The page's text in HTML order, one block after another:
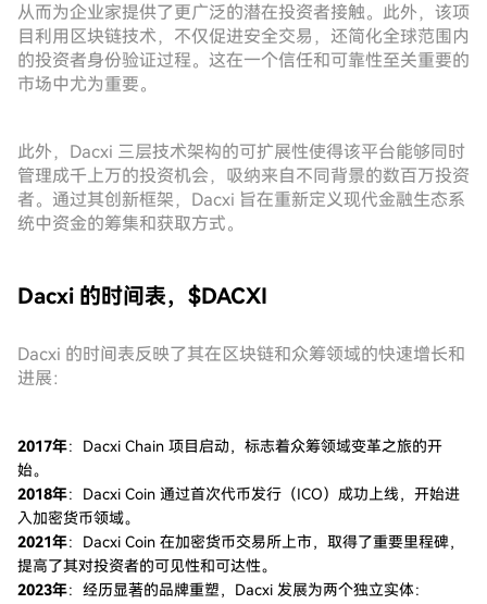
从而为企业家提供了更广泛的潜在投资者接触。此外，该项
目利用区块链技术，不仅促进安全交易，还简化全球范围内
的投资者身份验证过程。这在一个信任和可靠性至关重要的
市场中尤为重要。
此外，Dacxi 三层技术架构的可扩展性使得该平台能够同时
管理成千上万的投资机会，吸纳来自不同背景的数百万投资
者。通过其创新框架，Dacxi 旨在重新定义现代金融生态系
统中资金的筹集和获取方式。
Dacxi 的时间表，$DACXI
Dacxi 的时间表反映了其在区块链和众筹领域的快速增长和
进展：
2017年：Dacxi Chain 项目启动，标志着众筹领域变革之旅的开
始。
2018年：Dacxi Coin 通过首次代币发行（ICO）成功上线，开始进
入加密货币领域。
2021年：Dacxi Coin 在加密货币交易所上市，取得了重要里程碑，
提高了其对投资者的可见性和可达性。
2023年：经历显著的品牌重塑，Dacxi 发展为两个独立实体：